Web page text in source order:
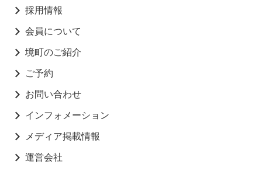
採用情報
会員について
境町のご紹介
ご予約
お問い合わせ
インフォメーション
メディア掲載情報
運営会社